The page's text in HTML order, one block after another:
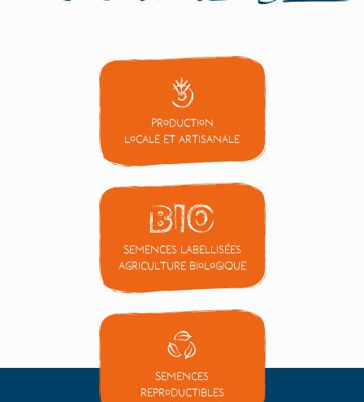
Production
locale et artisanale
Semences labellisées
Agriculture Biologique
Semences
reproductibles